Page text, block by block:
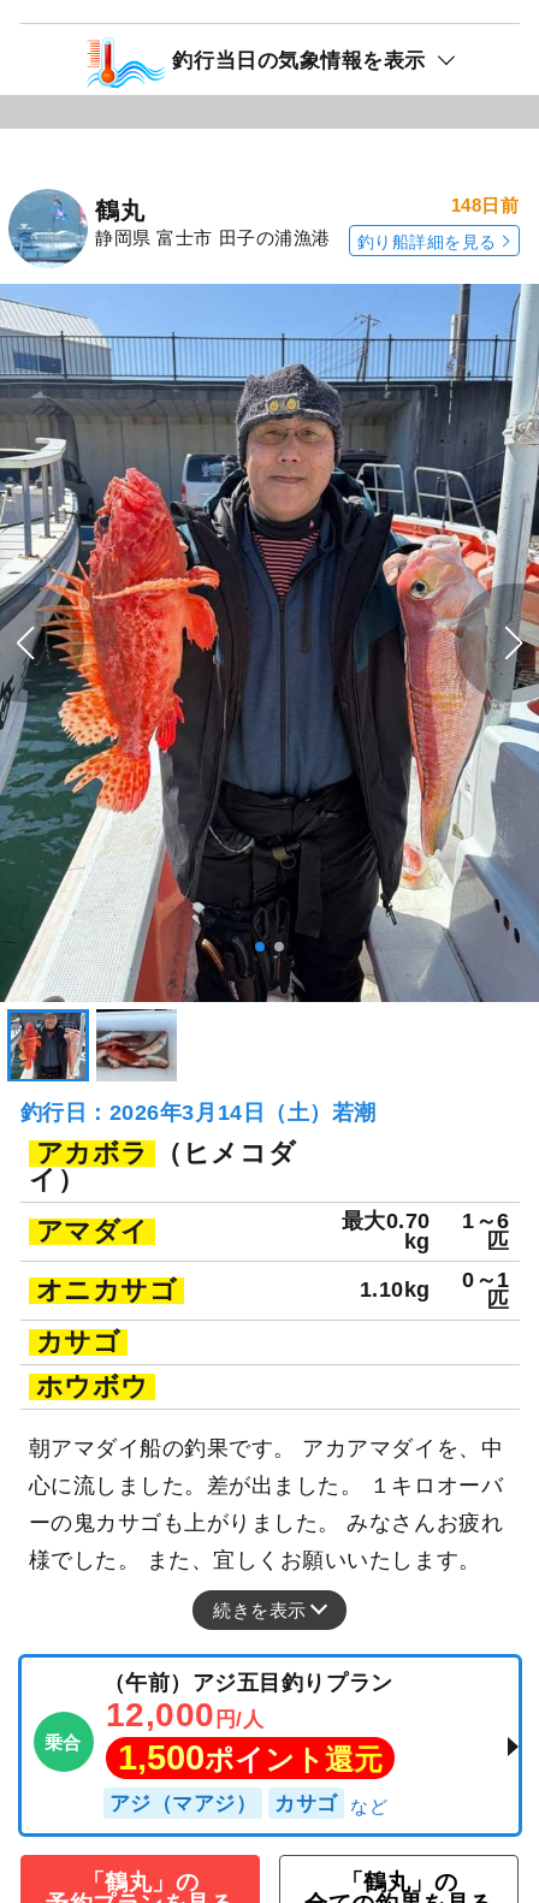
釣行当日の気象情報を表示
鶴丸
静岡県 富士市 田子の浦漁港
148日前
釣り船詳細を見る
釣行日：2026年3月14日（土）若潮
アカボラ
（ヒメコダ
イ）
アマダイ
最大0.70
kg
1～6
匹
オニカサゴ 1.10kg
0～1
匹
カサゴ
ホウボウ
朝アマダイ船の釣果です。 アカアマダイを、中
心に流しました。差が出ました。 １キロオーバ
ーの鬼カサゴも上がりました。 みなさんお疲れ
様でした。 また、宜しくお願いいたします。
続きを表示
乗合
（午前）アジ五目釣りプラン
12,000 円/人
1,500ポイント還元
アジ（マアジ） カサゴ
「鶴丸」の
「鶴丸」の